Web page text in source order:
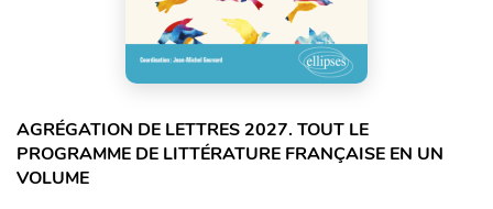
AGRÉGATION DE LETTRES 2027. TOUT LE
PROGRAMME DE LITTÉRATURE FRANÇAISE EN UN
VOLUME